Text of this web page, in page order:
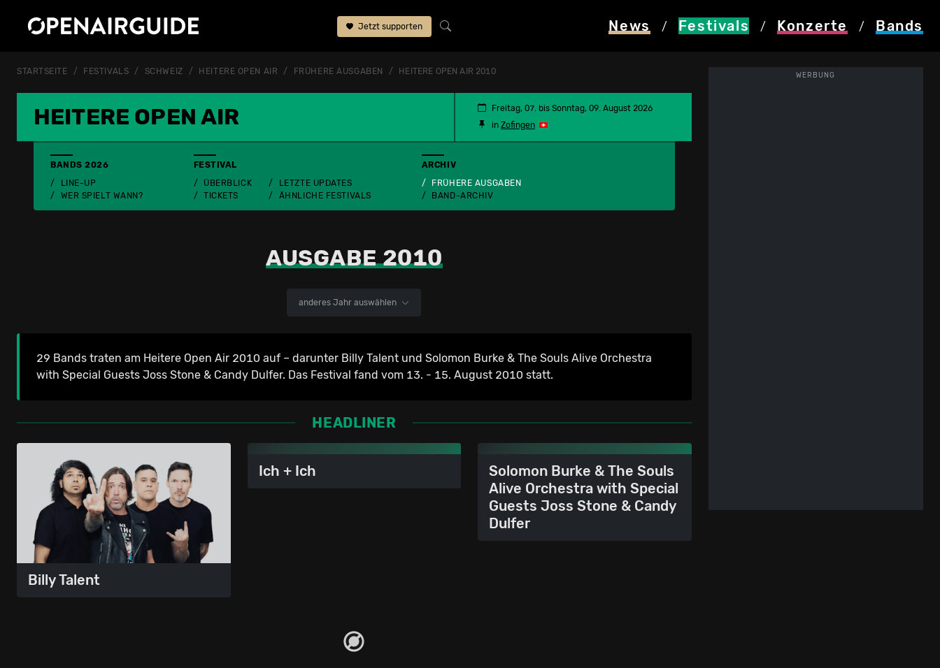
Jetzt supporten News / Festivals / Konzerte / Bands
WERBUNG
STARTSEITE FESTIVALS SCHWEIZ HEITERE OPEN AIR FRÜHERE AUSGABEN HEITERE OPEN AIR 2010
HEITERE OPEN AIR
Freitag, 07. bis Sonntag, 09. August 2026
in Zofingen
BANDS 2026
LINE-UP
WER SPIELT WANN?
FESTIVAL
ÜBERBLICK
TICKETS
LETZTE UPDATES
ÄHNLICHE FESTIVALS
ARCHIV
FRÜHERE AUSGABEN
BAND-ARCHIV
AUSGABE 2010
anderes Jahr auswählen
29 Bands traten am Heitere Open Air 2010 auf – darunter Billy Talent und Solomon Burke & The Souls Alive Orchestra
with Special Guests Joss Stone & Candy Dulfer. Das Festival fand vom 13. - 15. August 2010 statt.
HEADLINER
Billy Talent
Ich + Ich
Solomon Burke & The Souls
Alive Orchestra with Special
Guests Joss Stone & Candy
Dulfer